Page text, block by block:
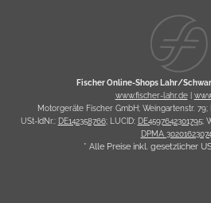
Fischer Online-Shops Lahr/
www.fischer-lahr.de|
Motorgeräte Fischer GmbH; Weingartenstr.
USt-IdNr.: DE142358766; LUCID: DE4597642301795;
DPMA
* Alle Preise inkl. gesetzlicher